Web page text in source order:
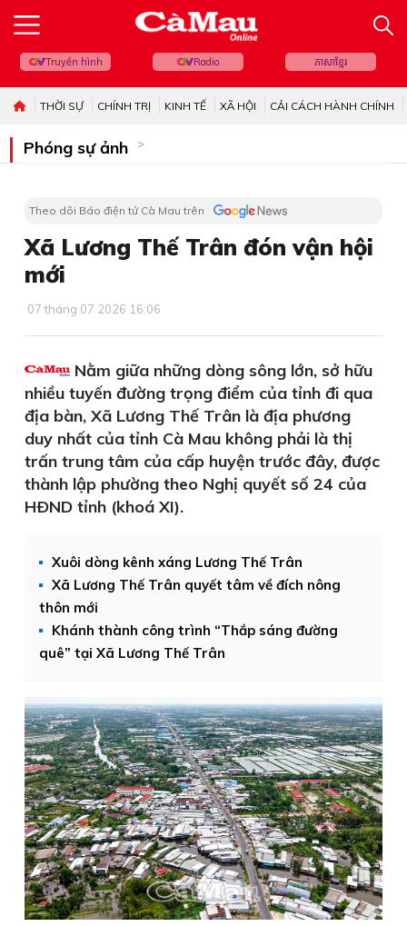
Truyền hình Radio ភាសាខ្មែរ
THỜI SỰ CHÍNH TRỊ KINH TẾ XÃ HỘI CẢI CÁCH HÀNH CHÍNH
Phóng sự ảnh
Theo dõi Báo điện tử Cà Mau trên
Xã Lương Thế Trân đón vận hội
mới
07 tháng 07 2026 16:06
Nằm giữa những dòng sông lớn, sở hữu
nhiều tuyến đường trọng điểm của tỉnh đi qua
địa bàn, Xã Lương Thế Trân là địa phương
duy nhất của tỉnh Cà Mau không phải là thị
trấn trung tâm của cấp huyện trước đây, được
thành lập phường theo Nghị quyết số 24 của
HÐND tỉnh (khoá XI).
Xuôi dòng kênh xáng Lương Thế Trân
Xã Lương Thế Trân quyết tâm về đích nông
thôn mới
Khánh thành công trình “Thắp sáng đường
quê” tại Xã Lương Thế Trân